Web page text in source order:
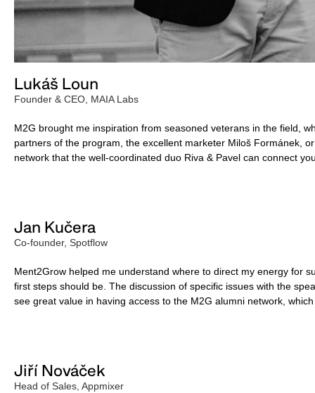
Lukáš Loun
Founder & CEO, MAIA Labs
M2G brought me inspiration from seasoned veterans in the field,
partners of the program, the excellent marketer Miloš Formánek,
network that the well-coordinated duo Riva & Pavel can connect
Jan Kučera
Co-founder, Spotflow
Ment2Grow helped me understand where to direct my energy for
first steps should be. The discussion of specific issues with the
see great value in having access to the M2G alumni network,
Jiří Nováček
Head of Sales, Appmixer